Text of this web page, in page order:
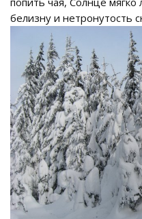
белизну и нетронутость